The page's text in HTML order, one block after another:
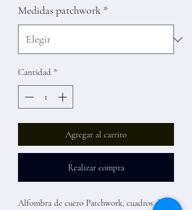
Medidas patchwork *
Cantidad *
Agregar al carrito
Realizar compra
Alfombra de cuero Patchwork, cuadros de